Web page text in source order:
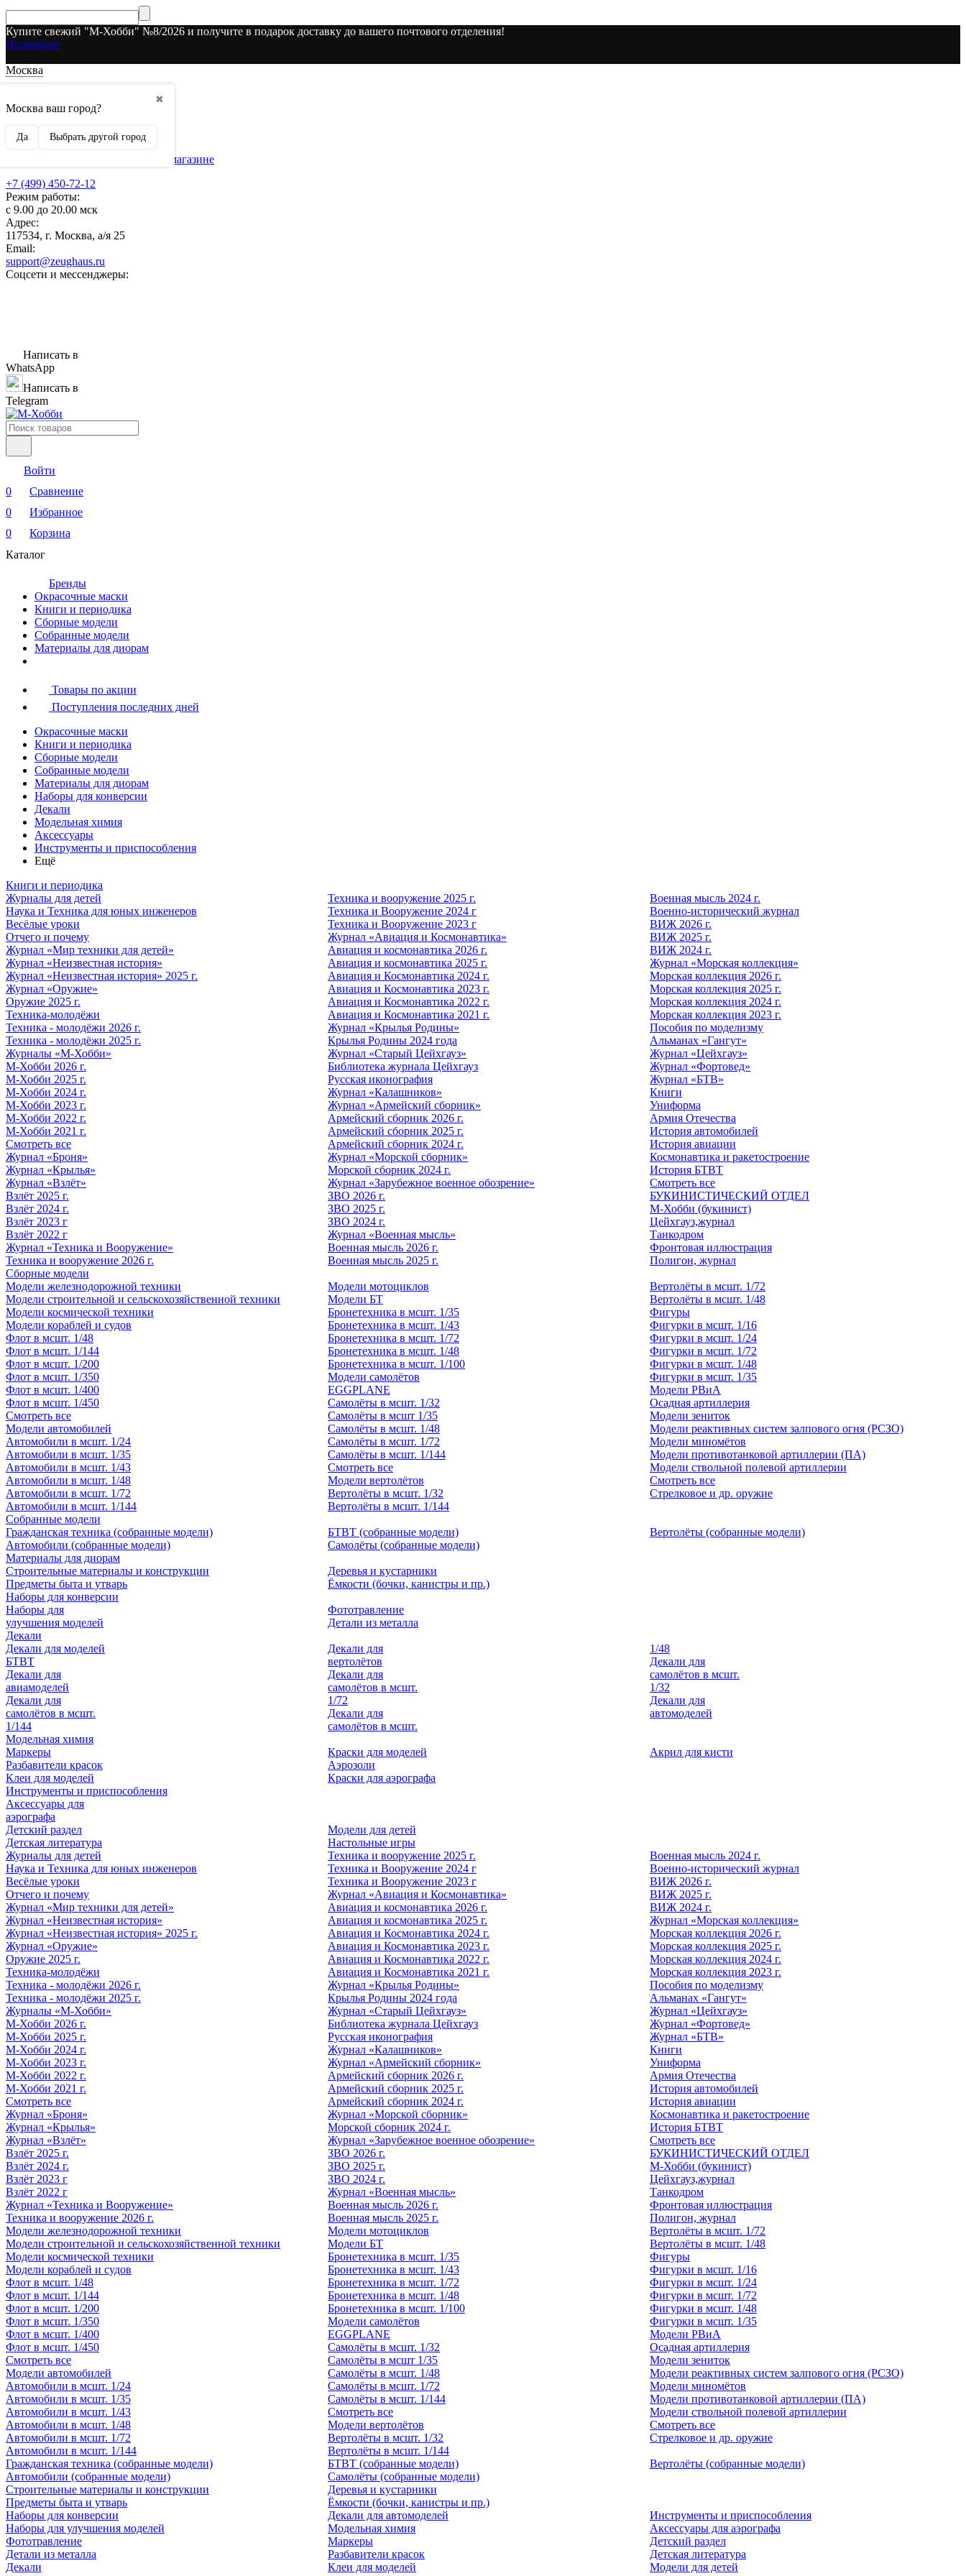
Купите свежий "М-Хобби" №8/2026 и получите в подарок доставку до вашего почтового отделения!
Подробнее
Москва
✖
Москва ваш город?
Да Выбрать другой город
О наших скидках
Рекламодателям
Бренды, представленные в магазине
+7 (499) 450-72-12
Режим работы:
с 9.00 до 20.00 мск
Адрес:
117534, г. Москва, а/я 25
Email:
support@zeughaus.ru
Соцсети и мессенджеры:
Написать в
WhatsApp
Написать в
Telegram
Войти
0
Сравнение
0
Избранное
0
Корзина
Каталог
Бренды
Окрасочные маски
Книги и периодика
Сборные модели
Собранные модели
Материалы для диорам
Товары по акции
Поступления последних дней
Окрасочные маски
Книги и периодика
Сборные модели
Собранные модели
Материалы для диорам
Наборы для конверсии
Декали
Модельная химия
Аксессуары
Инструменты и приспособления
Ещё
Книги и периодика
Журналы для детей
Наука и Техника для юных инженеров
Весёлые уроки
Отчего и почему
Журнал «Мир техники для детей»
Журнал «Неизвестная история»
Журнал «Неизвестная история» 2025 г.
Журнал «Оружие»
Оружие 2025 г.
Техника-молодёжи
Техника - молодёжи 2026 г.
Техника - молодёжи 2025 г.
Журналы «М-Хобби»
М-Хобби 2026 г.
М-Хобби 2025 г.
М-Хобби 2024 г.
М-Хобби 2023 г.
М-Хобби 2022 г.
М-Хобби 2021 г.
Смотреть все
Журнал «Броня»
Журнал «Крылья»
Журнал «Взлёт»
Взлёт 2025 г.
Взлёт 2024 г.
Взлёт 2023 г
Взлёт 2022 г
Журнал «Техника и Вооружение»
Техника и вооружение 2026 г.
Техника и вооружение 2025 г.
Техника и Вооружение 2024 г
Техника и Вооружение 2023 г
Журнал «Авиация и Космонавтика»
Авиация и космонавтика 2026 г.
Авиация и космонавтика 2025 г.
Авиация и Космонавтика 2024 г.
Авиация и Космонавтика 2023 г.
Авиация и Космонавтика 2022 г.
Авиация и Космонавтика 2021 г.
Журнал «Крылья Родины»
Крылья Родины 2024 года
Журнал «Старый Цейхгауз»
Библиотека журнала Цейхгауз
Русская иконография
Журнал «Калашников»
Журнал «Армейский сборник»
Армейский сборник 2026 г.
Армейский сборник 2025 г.
Армейский сборник 2024 г.
Журнал «Морской сборник»
Морской сборник 2024 г.
Журнал «Зарубежное военное обозрение»
ЗВО 2026 г.
ЗВО 2025 г.
ЗВО 2024 г.
Журнал «Военная мысль»
Военная мысль 2026 г.
Военная мысль 2025 г.
Военная мысль 2024 г.
Военно-исторический журнал
ВИЖ 2026 г.
ВИЖ 2025 г.
ВИЖ 2024 г.
Журнал «Морская коллекция»
Морская коллекция 2026 г.
Морская коллекция 2025 г.
Морская коллекция 2024 г.
Морская коллекция 2023 г.
Пособия по моделизму
Альманах «Гангут»
Журнал «Цейхгауз»
Журнал «Фортовед»
Журнал «БТВ»
Книги
Униформа
Армия Отечества
История автомобилей
История авиации
Космонавтика и ракетостроение
История БТВТ
Смотреть все
БУКИНИСТИЧЕСКИЙ ОТДЕЛ
М-Хобби (букинист)
Цейхгауз,журнал
Танкодром
Фронтовая иллюстрация
Полигон, журнал
Сборные модели
Модели железнодорожной техники
Модели строительной и сельскохозяйственной техники
Модели космической техники
Модели кораблей и судов
Флот в мсшт. 1/48
Флот в мсшт. 1/144
Флот в мсшт. 1/200
Флот в мсшт. 1/350
Флот в мсшт. 1/400
Флот в мсшт. 1/450
Смотреть все
Модели автомобилей
Автомобили в мсшт. 1/24
Автомобили в мсшт. 1/35
Автомобили в мсшт. 1/43
Автомобили в мсшт. 1/48
Автомобили в мсшт. 1/72
Автомобили в мсшт. 1/144
Модели мотоциклов
Модели БТ
Бронетехника в мсшт. 1/35
Бронетехника в мсшт. 1/43
Бронетехника в мсшт. 1/72
Бронетехника в мсшт. 1/48
Бронетехника в мсшт. 1/100
Модели самолётов
EGGPLANE
Самолёты в мсшт. 1/32
Самолёты в мсшт 1/35
Самолёты в мсшт. 1/48
Самолёты в мсшт. 1/72
Самолёты в мсшт. 1/144
Смотреть все
Модели вертолётов
Вертолёты в мсшт. 1/32
Вертолёты в мсшт. 1/144
Вертолёты в мсшт. 1/72
Вертолёты в мсшт. 1/48
Фигуры
Фигурки в мсшт. 1/16
Фигурки в мсшт. 1/24
Фигурки в мсшт. 1/72
Фигурки в мсшт. 1/48
Фигурки в мсшт. 1/35
Модели РВиА
Осадная артиллерия
Модели зениток
Модели реактивных систем залпового огня (РСЗО)
Модели миномётов
Модели противотанковой артиллерии (ПА)
Модели ствольной полевой артиллерии
Смотреть все
Стрелковое и др. оружие
Собранные модели
Гражданская техника (собранные модели)
Автомобили (собранные модели)
БТВТ (собранные модели)
Самолёты (собранные модели)
Вертолёты (собранные модели)
Материалы для диорам
Строительные материалы и конструкции
Предметы быта и утварь
Деревья и кустарники
Ёмкости (бочки, канистры и пр.)
Наборы для конверсии
Наборы для
улучшения моделей
Фототравление
Детали из металла
Декали
Декали для моделей
БТВТ
Декали для
авиамоделей
Декали для
самолётов в мсшт.
1/144
Декали для
вертолётов
Декали для
самолётов в мсшт.
1/72
Декали для
самолётов в мсшт.
1/48
Декали для
самолётов в мсшт.
1/32
Декали для
автомоделей
Модельная химия
Маркеры
Разбавители красок
Клеи для моделей
Краски для моделей
Аэрозоли
Краски для аэрографа
Акрил для кисти
Инструменты и приспособления
Аксессуары для
аэрографа
Детский раздел
Детская литература
Модели для детей
Настольные игры
Журналы для детей
Наука и Техника для юных инженеров
Весёлые уроки
Отчего и почему
Журнал «Мир техники для детей»
Журнал «Неизвестная история»
Журнал «Неизвестная история» 2025 г.
Журнал «Оружие»
Оружие 2025 г.
Техника-молодёжи
Техника - молодёжи 2026 г.
Техника - молодёжи 2025 г.
Журналы «М-Хобби»
М-Хобби 2026 г.
М-Хобби 2025 г.
М-Хобби 2024 г.
М-Хобби 2023 г.
М-Хобби 2022 г.
М-Хобби 2021 г.
Смотреть все
Журнал «Броня»
Журнал «Крылья»
Журнал «Взлёт»
Взлёт 2025 г.
Взлёт 2024 г.
Взлёт 2023 г
Взлёт 2022 г
Журнал «Техника и Вооружение»
Техника и вооружение 2026 г.
Техника и вооружение 2025 г.
Техника и Вооружение 2024 г
Техника и Вооружение 2023 г
Журнал «Авиация и Космонавтика»
Авиация и космонавтика 2026 г.
Авиация и космонавтика 2025 г.
Авиация и Космонавтика 2024 г.
Авиация и Космонавтика 2023 г.
Авиация и Космонавтика 2022 г.
Авиация и Космонавтика 2021 г.
Журнал «Крылья Родины»
Крылья Родины 2024 года
Журнал «Старый Цейхгауз»
Библиотека журнала Цейхгауз
Русская иконография
Журнал «Калашников»
Журнал «Армейский сборник»
Армейский сборник 2026 г.
Армейский сборник 2025 г.
Армейский сборник 2024 г.
Журнал «Морской сборник»
Морской сборник 2024 г.
Журнал «Зарубежное военное обозрение»
ЗВО 2026 г.
ЗВО 2025 г.
ЗВО 2024 г.
Журнал «Военная мысль»
Военная мысль 2026 г.
Военная мысль 2025 г.
Военная мысль 2024 г.
Военно-исторический журнал
ВИЖ 2026 г.
ВИЖ 2025 г.
ВИЖ 2024 г.
Журнал «Морская коллекция»
Морская коллекция 2026 г.
Морская коллекция 2025 г.
Морская коллекция 2024 г.
Морская коллекция 2023 г.
Пособия по моделизму
Альманах «Гангут»
Журнал «Цейхгауз»
Журнал «Фортовед»
Журнал «БТВ»
Книги
Униформа
Армия Отечества
История автомобилей
История авиации
Космонавтика и ракетостроение
История БТВТ
Смотреть все
БУКИНИСТИЧЕСКИЙ ОТДЕЛ
М-Хобби (букинист)
Цейхгауз,журнал
Танкодром
Фронтовая иллюстрация
Полигон, журнал
Модели железнодорожной техники
Модели строительной и сельскохозяйственной техники
Модели космической техники
Модели кораблей и судов
Флот в мсшт. 1/48
Флот в мсшт. 1/144
Флот в мсшт. 1/200
Флот в мсшт. 1/350
Флот в мсшт. 1/400
Флот в мсшт. 1/450
Смотреть все
Модели автомобилей
Автомобили в мсшт. 1/24
Автомобили в мсшт. 1/35
Автомобили в мсшт. 1/43
Автомобили в мсшт. 1/48
Автомобили в мсшт. 1/72
Автомобили в мсшт. 1/144
Модели мотоциклов
Модели БТ
Бронетехника в мсшт. 1/35
Бронетехника в мсшт. 1/43
Бронетехника в мсшт. 1/72
Бронетехника в мсшт. 1/48
Бронетехника в мсшт. 1/100
Модели самолётов
EGGPLANE
Самолёты в мсшт. 1/32
Самолёты в мсшт 1/35
Самолёты в мсшт. 1/48
Самолёты в мсшт. 1/72
Самолёты в мсшт. 1/144
Смотреть все
Модели вертолётов
Вертолёты в мсшт. 1/32
Вертолёты в мсшт. 1/144
Вертолёты в мсшт. 1/72
Вертолёты в мсшт. 1/48
Фигуры
Фигурки в мсшт. 1/16
Фигурки в мсшт. 1/24
Фигурки в мсшт. 1/72
Фигурки в мсшт. 1/48
Фигурки в мсшт. 1/35
Модели РВиА
Осадная артиллерия
Модели зениток
Модели реактивных систем залпового огня (РСЗО)
Модели миномётов
Модели противотанковой артиллерии (ПА)
Модели ствольной полевой артиллерии
Смотреть все
Стрелковое и др. оружие
Гражданская техника (собранные модели)
Автомобили (собранные модели)
БТВТ (собранные модели)
Самолёты (собранные модели)
Вертолёты (собранные модели)
Строительные материалы и конструкции
Предметы быта и утварь
Деревья и кустарники
Ёмкости (бочки, канистры и пр.)
Наборы для конверсии
Наборы для улучшения моделей
Фототравление
Детали из металла
Декали
Декали для автомоделей
Модельная химия
Маркеры
Разбавители красок
Клеи для моделей
Инструменты и приспособления
Аксессуары для аэрографа
Детский раздел
Детская литература
Модели для детей